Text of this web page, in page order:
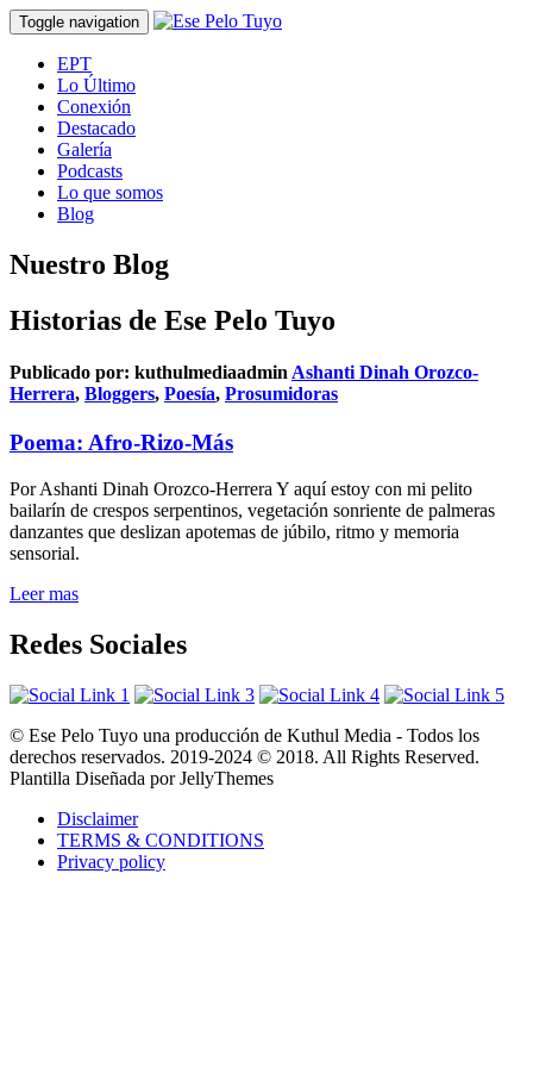
Toggle navigation
EPT
Lo Último
Conexión
Destacado
Galería
Podcasts
Lo que somos
Blog
Nuestro Blog
Historias de Ese Pelo Tuyo
Publicado por: kuthulmediaadmin Ashanti Dinah Orozco-
Herrera, Bloggers, Poesía, Prosumidoras
Poema: Afro-Rizo-Más
Por Ashanti Dinah Orozco-Herrera Y aquí estoy con mi pelito
bailarín de crespos serpentinos, vegetación sonriente de palmeras
danzantes que deslizan apotemas de júbilo, ritmo y memoria
sensorial.
Leer mas
Redes Sociales
© Ese Pelo Tuyo una producción de Kuthul Media - Todos los
derechos reservados. 2019-2024 © 2018. All Rights Reserved.
Plantilla Diseñada por JellyThemes
Disclaimer
TERMS & CONDITIONS
Privacy policy